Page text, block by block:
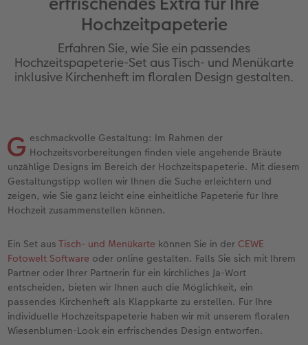
Erinnerungstasche
Personalisierter Schuber
Bestellwege
Jahrbuch
Reisefotobuch
Kundenbeispiele
Webinare & VHS
Erste Schritte
Fotobuch erstellen
Foto-Kochbuch
hexxas
Alu Dibond
Hartschaum
Foto auf Holz
Mehrteiler
Bestellwege
Ideen zur Wandgestaltung
CEWE myPhotos
Neuheiten
Bilderboxen
Fotosticker
Rahmen
Fotogrößen & Formate
Bestellwege
Last Minute Fotos
CEWE myPhotos
Fotos digitalisieren
Neuheiten
Sofortfotos
Sofortfotos mit Rahmen
Sofortfotos mit Text
Sofortfotostreifen
Sofortfotogrußkarten
Sofortfotosets
Sofortfotocollagen
Mehrteilige Sofortfotos
Retro Minis
Fototassen
Emaille Becher
Trinkflasche
Schule & Büro
Textilien
Art Prints
Faber-Castell
Foto-Geschenkbox
Neuheiten
CEWE myPhotos
Geburtskarten
Postkarten Sets
Fotokarten
Digitale Grußkarte
Bestellwege
Papierqualitäten
Weitere Anlässe
CEWE myPhotos
Neuheiten
Silikonhüllen
Kunststoffhüllen
Holzhüllen
Bio-based Case
Mit Design
Bestellwege
Inspiration
CEWE myPhotos
Neuheiten
Papierqualitäten
Designvorlagen
Gestaltungsideen
CEWE myPhotos
Neuheiten
Extras
Danke sagen
für Frauen
für Kinder
für Großeltern
für Tierfreunde
Einfach & schnell gestaltet
Besondere Geschenkideen
CEWE myPhotos
Neuheiten
Erste Schritte
Softwaretipps
Videotutorials
Hochzeitpapeterie
Erfahren Sie, wie Sie ein passendes
Hochzeitspapeterie-Set aus Tisch- und Menükarte
inklusive Kirchenheft im floralen Design gestalten.
G eschmackvolle Gestaltung: Im Rahmen der
Hochzeitsvorbereitungen finden viele angehende Bräute
unzählige Designs im Bereich der Hochzeitspapeterie. Mit diesem
Gestaltungstipp wollen wir Ihnen die Suche erleichtern und
zeigen, wie Sie ganz leicht eine einheitliche Papeterie für Ihre
Hochzeit zusammenstellen können.
Ein Set ausTisch- und Menükarte können Sie in der CEWE
Fotowelt Software oder online gestalten. Falls Sie sich mit Ihrem
Partner oder Ihrer Partnerin für ein kirchliches Ja-Wort
entscheiden, bieten wir Ihnen auch die Möglichkeit, ein
passendes Kirchenheft als Klappkarte zu erstellen. Für Ihre
individuelle Hochzeitspapeterie haben wir mit unserem floralen
Wiesenblumen-Look ein erfrischendes Design entworfen.